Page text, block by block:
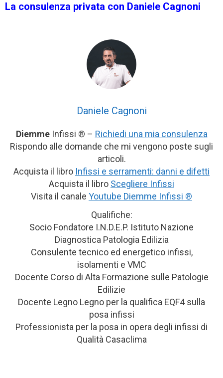
La consulenza privata con Daniele Cagnoni
Daniele Cagnoni
Diemme Infissi ® – Richiedi una mia consulenza
Rispondo alle domande che mi vengono poste sugli
articoli.
Acquista il libro Infissi e serramenti: danni e difetti
Acquista il libro Scegliere Infissi
Visita il canale Youtube Diemme Infissi ®
Qualifiche:
Socio Fondatore I.N.D.E.P. Istituto Nazione
Diagnostica Patologia Edilizia
Consulente tecnico ed energetico infissi,
isolamenti e VMC
Docente Corso di Alta Formazione sulle Patologie
Edilizie
Docente Legno Legno per la qualifica EQF4 sulla
posa infissi
Professionista per la posa in opera degli infissi di
Qualità Casaclima